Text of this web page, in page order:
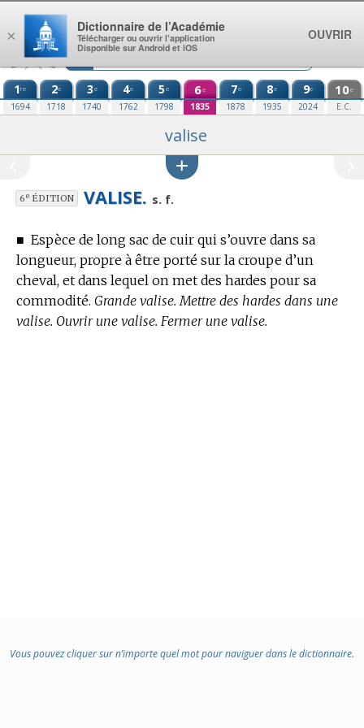
Aller au contenu
1re
1694
2e
1718
3e
1740
4e
1762
5e
1798
6e
1835
7e
1878
8e
1935
9e
2024
10e
E.C.
valise
6eÉDITION VALISE. s. f.
■ Espèce de long sac de cuir qui s’ouvre dans sa
longueur, propre à être porté sur la croupe d’un
cheval, et dans lequel on met des hardes pour sa
commodité. Grande valise. Mettre des hardes dans une
valise. Ouvrir une valise. Fermer une valise.
Vous pouvez cliquer sur n’importe quel mot pour naviguer dans le dictionnaire.
×
Dictionnaire de l’Académie
Télécharger ou ouvrir l’application
Disponible sur Android et iOS
OUVRIR